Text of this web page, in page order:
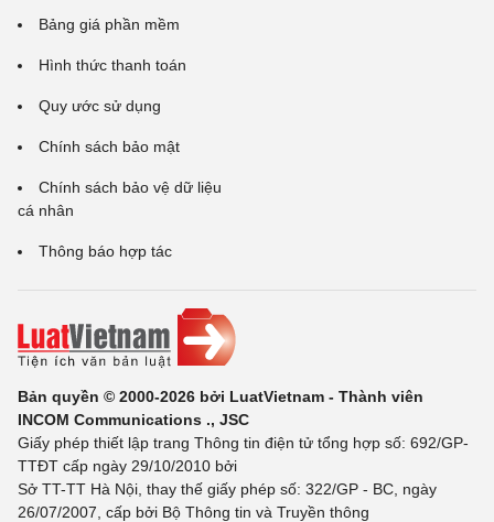
Bảng giá phần mềm
Hình thức thanh toán
Quy ước sử dụng
Chính sách bảo mật
Chính sách bảo vệ dữ liệu
cá nhân
Thông báo hợp tác
Bản quyền © 2000-2026 bởi LuatVietnam - Thành viên
INCOM Communications ., JSC
Giấy phép thiết lập trang Thông tin điện tử tổng hợp số: 692/GP-
TTĐT cấp ngày 29/10/2010 bởi
Sở TT-TT Hà Nội, thay thế giấy phép số: 322/GP - BC, ngày
26/07/2007, cấp bởi Bộ Thông tin và Truyền thông